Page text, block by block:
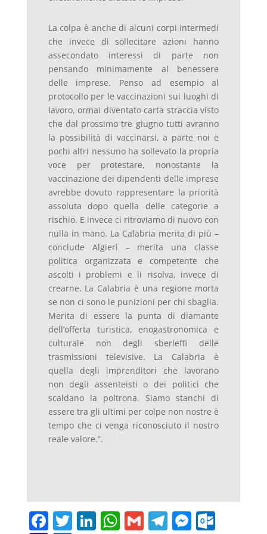
La colpa è anche di alcuni corpi intermedi
che invece di sollecitare azioni hanno
assecondato interessi di parte non
pensando minimamente al benessere
delle imprese. Penso ad esempio al
protocollo per le vaccinazioni sui luoghi di
lavoro, ormai diventato carta straccia visto
che dal prossimo tre giugno tutti avranno
la possibilità di vaccinarsi, a parte noi e
pochi altri nessuno ha sollevato la propria
voce per protestare, nonostante la
vaccinazione dei dipendenti delle imprese
avrebbe dovuto rappresentare la priorità
assoluta dopo quella delle categorie a
rischio. E invece ci ritroviamo di nuovo con
nulla in mano. La Calabria merita di più –
conclude Algieri – merita una classe
politica organizzata e competente che
ascolti i problemi e li risolva, invece di
crearne. La Calabria è una regione morta
se non ci sono le punizioni per chi sbaglia.
Merita di essere la punta di diamante
dell’offerta turistica, enogastronomica e
culturale non degli sberleffi delle
trasmissioni televisive. La Calabria è
quella degli imprenditori che lavorano
non degli assenteisti o dei politici che
scaldano la poltrona. Siamo stanchi di
essere tra gli ultimi per colpe non nostre è
tempo che ci venga riconosciuto il nostro
reale valore.”.
F T Li W G T M O